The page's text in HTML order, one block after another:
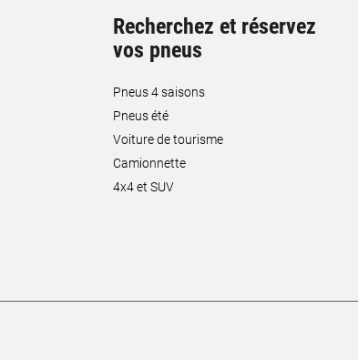
Recherchez et réservez
vos pneus
Pneus 4 saisons
Pneus été
Voiture de tourisme
Camionnette
4x4 et SUV